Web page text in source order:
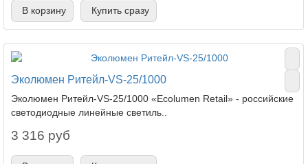
В корзину Купить сразу
Эколюмен Ритейл-VS-25/1000
Эколюмен Ритейл-VS-25/1000 «Ecolumen Retail» - российские
светодиодные линейные светиль..
3 316 руб